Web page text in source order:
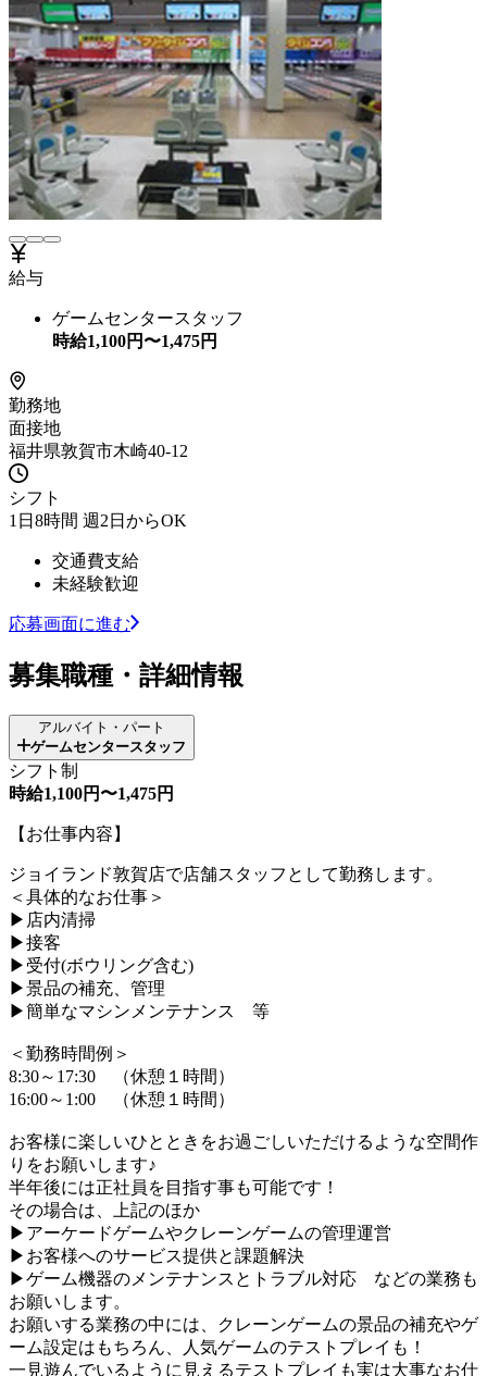
給与
ゲームセンタースタッフ
時給1,100円〜1,475円
勤務地
面接地
福井県敦賀市木崎40-12
シフト
1日8時間 週2日からOK
交通費支給
未経験歓迎
応募画面に進む
募集職種・詳細情報
アルバイト・パート
ゲームセンタースタッフ
シフト制
時給1,100円〜1,475円
【お仕事内容】
ジョイランド敦賀店で店舗スタッフとして勤務します。
＜具体的なお仕事＞
▶店内清掃
▶接客
▶受付(ボウリング含む)
▶景品の補充、管理
▶簡単なマシンメンテナンス 等
＜勤務時間例＞
8:30～17:30 （休憩１時間）
16:00～1:00 （休憩１時間）
お客様に楽しいひとときをお過ごしいただけるような空間作
りをお願いします♪
半年後には正社員を目指す事も可能です！
その場合は、上記のほか
▶アーケードゲームやクレーンゲームの管理運営
▶お客様へのサービス提供と課題解決
▶ゲーム機器のメンテナンスとトラブル対応 などの業務も
お願いします。
お願いする業務の中には、クレーンゲームの景品の補充やゲ
ーム設定はもちろん、人気ゲームのテストプレイも！
一見遊んでいるように見えるテストプレイも実は大事なお仕